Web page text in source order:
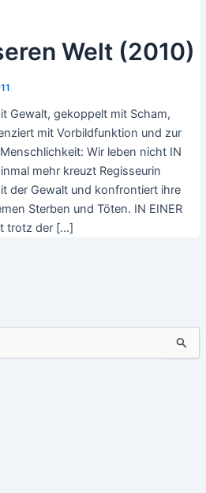
Welt (2010)
Gewalt, gekoppelt mit Scham,
mit Vorbildfunktion und zur
Wir leben nicht IN
mehr kreuzt Regisseurin
der Gewalt und konfrontiert ihre
Sterben und Töten. IN EINER
trotz der […]